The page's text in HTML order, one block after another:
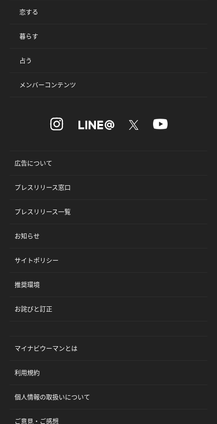
恋する
暮らす
占う
メンバーコンテンツ
広告について
プレスリリース窓口
プレスリリース一覧
お知らせ
サイトポリシー
推奨環境
お詫びと訂正
マイナビウーマンとは
利用規約
個人情報の取扱いについて
ご意見・ご感想